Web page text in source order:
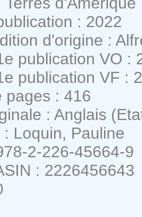
: 2022
d'origine :
publication VO :
publication VF :
pages : 416
: Anglais
Loquin, Pauline
2-226-45664-9
: 2226456643